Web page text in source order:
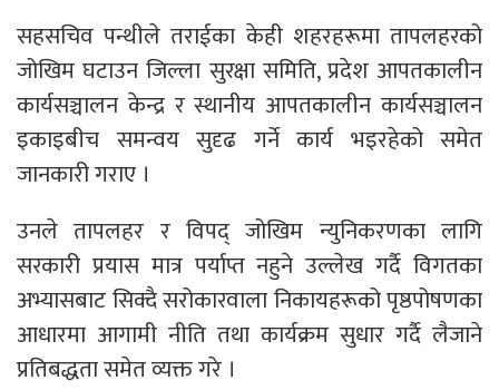
सहसचिव पन्थीले तराईका केही शहरहरूमा तापलहरको
जोखिम घटाउन जिल्ला सुरक्षा समिति, प्रदेश आपतकालीन
कार्यसञ्चालन केन्द्र र स्थानीय आपतकालीन कार्यसञ्चालन
इकाइबीच समन्वय सुदृढ गर्ने कार्य भइरहेको समेत
जानकारी गराए ।
उनले तापलहर र विपद् जोखिम न्युनिकरणका लागि
सरकारी प्रयास मात्र पर्याप्त नहुने उल्लेख गर्दै विगतका
अभ्यासबाट सिक्दै सरोकारवाला निकायहरूको पृष्ठपोषणका
आधारमा आगामी नीति तथा कार्यक्रम सुधार गर्दै लैजाने
प्रतिबद्धता समेत व्यक्त गरे ।